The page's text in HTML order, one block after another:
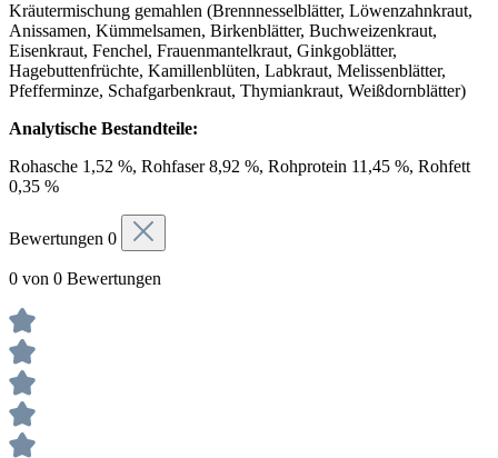
Kräutermischung gemahlen (Brennnesselblätter, Löwenzahnkraut,
Anissamen, Kümmelsamen, Birkenblätter, Buchweizenkraut,
Eisenkraut, Fenchel, Frauenmantelkraut, Ginkgoblätter,
Hagebuttenfrüchte, Kamillenblüten, Labkraut, Melissenblätter,
Pfefferminze, Schafgarbenkraut, Thymiankraut, Weißdornblätter)
Analytische Bestandteile:
Rohasche 1,52 %, Rohfaser 8,92 %, Rohprotein 11,45 %, Rohfett
0,35 %
Bewertungen 0
0 von 0 Bewertungen